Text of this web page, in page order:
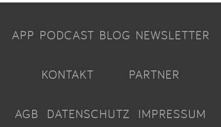
APP PODCAST BLOG NEWSLETTER
KONTAKT PARTNER
AGB DATENSCHUTZ IMPRESSUM